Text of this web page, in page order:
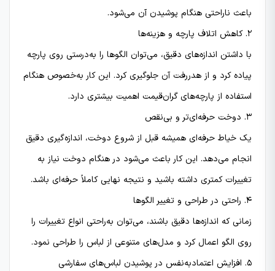
باعث ناراحتی هنگام پوشیدن آن می‌شود.
۲. کاهش اتلاف پارچه و هزینه‌ها
با داشتن اندازه‌های دقیق، می‌توان الگوها را به‌درستی روی پارچه
پیاده کرد و از هدررفت آن جلوگیری کرد. این کار به‌خصوص هنگام
استفاده از پارچه‌های گران‌قیمت اهمیت بیشتری دارد.
۳. دوخت حرفه‌ای‌تر و بی‌نقص
یک خیاط حرفه‌ای همیشه قبل از شروع دوخت، اندازه‌گیری دقیق
انجام می‌دهد. این کار باعث می‌شود در هنگام دوخت نیاز به
تغییرات کمتری داشته باشید و نتیجه نهایی کاملاً حرفه‌ای باشد.
۴. راحتی در طراحی و تغییر الگوها
زمانی که اندازه‌ها دقیق باشند، می‌توان به‌راحتی انواع تغییرات را
روی الگو اعمال کرد و مدل‌های متنوعی از لباس را طراحی نمود.
۵. افزایش اعتمادبه‌نفس در پوشیدن لباس‌های سفارشی